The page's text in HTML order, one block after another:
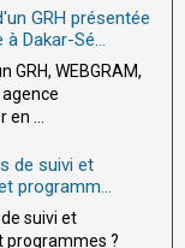
GRH présentée
Dakar-Sé...
WEBGRAM,
...
de suivi et
programm...
suivi et
programmes ?